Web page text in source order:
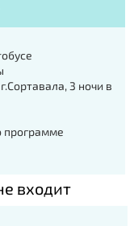
3 ночи в
программе
входит